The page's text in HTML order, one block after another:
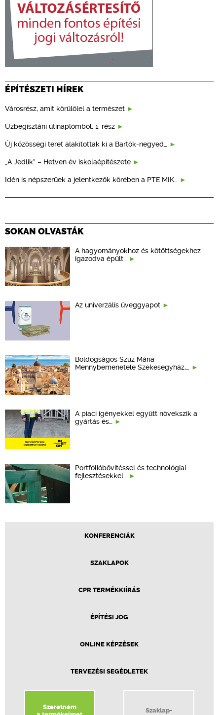
ÉPÍTÉSZETI HÍREK
Városrész, amit körülölel a természet
Üzbegisztáni útinaplómból, 1. rész
Új közösségi teret alakítottak ki a Bartók-negyed…
„A Jedlik” – Hetven év iskolaépítészete
Idén is népszerűek a jelentkezők körében a PTE MIK…
SOKAN OLVASTÁK
A hagyományokhoz és kötöttségekhez
igazodva épült…
Az univerzális üveggyapot
Boldogságos Szűz Mária
Mennybemenetele Székesegyház,…
A piaci igényekkel együtt növekszik a
gyártás és…
Portfólióbővítéssel és technológiai
fejlesztésekkel…
KONFERENCIÁK
SZAKLAPOK
CPR TERMÉKKIÍRÁS
ÉPÍTÉSI JOG
ONLINE KÉPZÉSEK
TERVEZÉSI SEGÉDLETEK
Szeretném
Szaklap-